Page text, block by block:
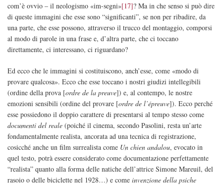
com’è ovvio – il neologismo «im-segni»[17]? Ma in che senso si può dire
di queste immagini che esse sono “significanti”, se non per ribadire, da
una parte, che esse possono, attraverso il trucco del montaggio, comporsi
al modo di parole in una frase e, d’altra parte, che ci toccano
direttamente, ci interessano, ci riguardano?
Ed ecco che le immagini si costituiscono, anch’esse, come «modo di
provare qualcosa». Ecco che esse toccano i nostri giudizi intellegibili
(ordine della prova [ordre de la preuve]) e, al contempo, le nostre
emozioni sensibili (ordine del provare [ordre de l’épreuve]). Ecco perché
esse possiedono il doppio carattere di presentarsi al tempo stesso come
documenti del reale (poiché il cinema, secondo Pasolini, resta un’arte
fondamentalmente realista, ancorata ad una tecnica di registrazione,
cosicché anche un film surrealista come Un chien andalou, evocato in
quel testo, potrà essere considerato come documentazione perfettamente
“realista” quanto alla forma delle natiche dell’attrice Simone Mareuil, del
rasoio o delle biciclette nel 1928…) e come invenzione della psiche